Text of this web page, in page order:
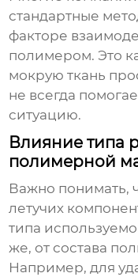
стандартные
факторе
полимером. Это
мокрую ткань
не всегда
ситуацию.
Влияние типа
полимерной
Важно понимать,
летучих
типа
же, от состава
Например, для